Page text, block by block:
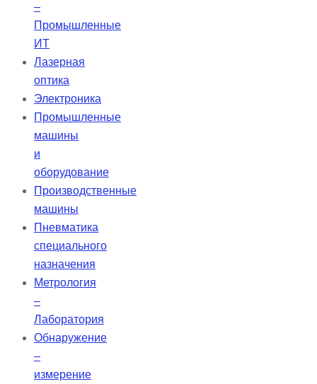
–
Промышленные
ИТ
Лазерная
оптика
Электроника
Промышленные
машины
и
оборудование
Производственные
машины
Пневматика
специального
назначения
Метрология
–
Лаборатория
Обнаружение
–
измерение